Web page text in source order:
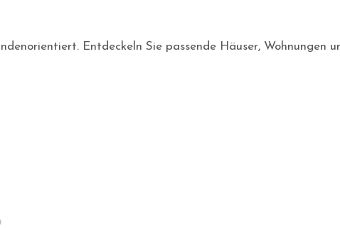
Entdeckeln Sie passende Häuser, Wohnungen